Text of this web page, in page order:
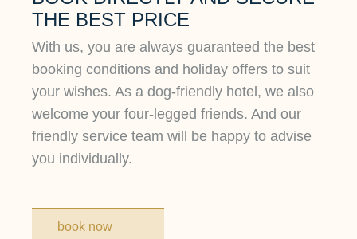
THE BEST PRICE
With us, you are always guaranteed the best
booking conditions and holiday offers to suit
your wishes. As a dog-friendly hotel, we also
welcome your four-legged friends. And our
friendly service team will be happy to advise
you individually.
book now